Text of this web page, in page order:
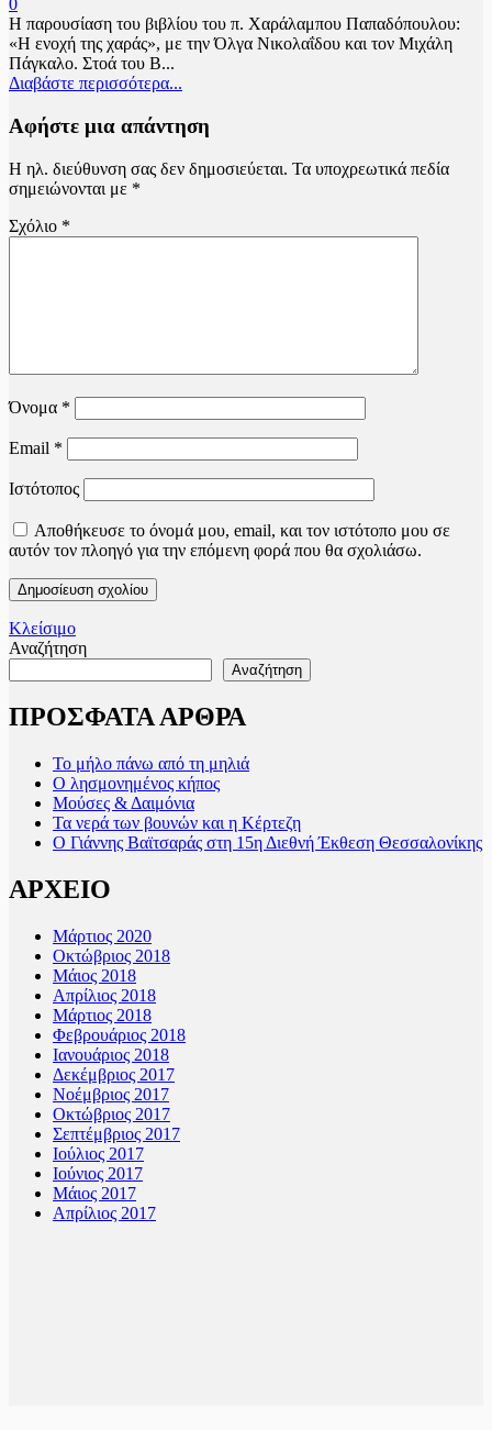
0
Η παρουσίαση του βιβλίου του π. Χαράλαμπου Παπαδόπουλου:
«Η ενοχή της χαράς», με την Όλγα Νικολαΐδου και τον Μιχάλη
Πάγκαλο. Στοά του Β...
Διαβάστε περισσότερα...
Αφήστε μια απάντηση
Η ηλ. διεύθυνση σας δεν δημοσιεύεται. Τα υποχρεωτικά πεδία
σημειώνονται με *
Σχόλιο *
Όνομα *
Email *
Ιστότοπος
Αποθήκευσε το όνομά μου, email, και τον ιστότοπο μου σε
αυτόν τον πλοηγό για την επόμενη φορά που θα σχολιάσω.
Κλείσιμο
Αναζήτηση
Αναζήτηση
ΠΡΟΣΦΑΤΑ ΑΡΘΡΑ
Το μήλο πάνω από τη μηλιά
Ο λησμονημένος κήπος
Μούσες & Δαιμόνια
Τα νερά των βουνών και η Κέρτεζη
Ο Γιάννης Βαϊτσαράς στη 15η Διεθνή Έκθεση Θεσσαλονίκης
ΑΡΧΕΙΟ
Μάρτιος 2020
Οκτώβριος 2018
Μάιος 2018
Απρίλιος 2018
Μάρτιος 2018
Φεβρουάριος 2018
Ιανουάριος 2018
Δεκέμβριος 2017
Νοέμβριος 2017
Οκτώβριος 2017
Σεπτέμβριος 2017
Ιούλιος 2017
Ιούνιος 2017
Μάιος 2017
Απρίλιος 2017